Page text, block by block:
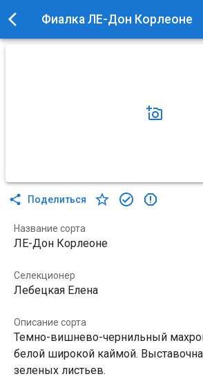
Фиалка ЛЕ-Дон Корлеоне
Поделиться
Название сорта
ЛЕ-Дон Корлеоне
Селекционер
Лебецкая Елена
Описание сорта
Темно-вишнево-чернильный
белой широкой каймой.
зеленых листьев.